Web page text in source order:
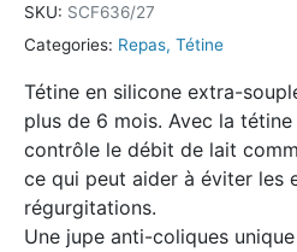
SKU: SCF636/27
Categories: Repas, Tétine
Tétine en silicone extra-
plus de 6 mois. Avec la
contrôle le débit de lait
ce qui peut aider à éviter les
régurgitations.
Une jupe anti-coliques